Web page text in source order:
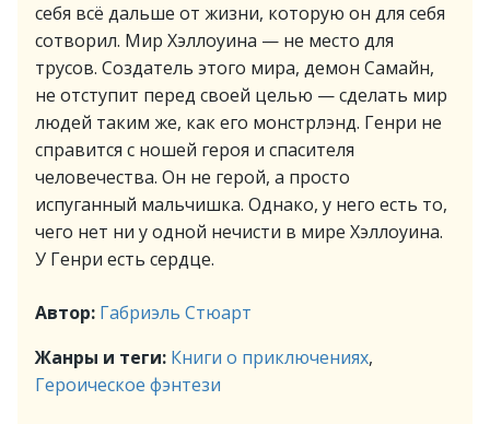
себя всё дальше от жизни, которую он для себя
сотворил. Мир Хэллоуина — не место для
трусов. Создатель этого мира, демон Самайн,
не отступит перед своей целью — сделать мир
людей таким же, как его монстрлэнд. Генри не
справится с ношей героя и спасителя
человечества. Он не герой, а просто
испуганный мальчишка. Однако, у него есть то,
чего нет ни у одной нечисти в мире Хэллоуина.
У Генри есть сердце.
Автор: Габриэль Стюарт
Жанры и теги: Книги о приключениях,
Героическое фэнтези